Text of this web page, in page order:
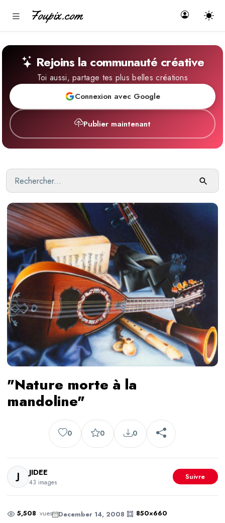
Foupix.com
Rejoins la communauté créative
Toi aussi, partage tes plus belles créations
Connexion avec Google
Publier maintenant
"Nature morte à la
mandoline"
0 0 0
J JIDEE
43 images
Suivre
5,508 vues December 14, 2008 850×660